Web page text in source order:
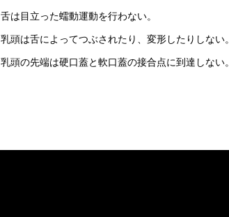
舌は目立った蠕動運動を行わない。
乳頭は舌によってつぶされたり、変形したりしない。
乳頭の先端は硬口蓋と軟口蓋の接合点に到達しない。